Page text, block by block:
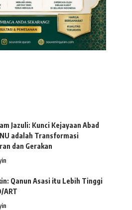
Jazuli: Kunci Kejayaan Abad
adalah Transformasi
dan Gerakan
Qanun Asasi itu Lebih Tinggi
ART